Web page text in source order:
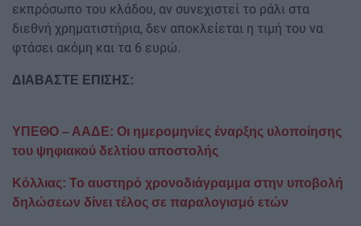
εκπρόσωπο του κλάδου, αν συνεχιστεί το ράλι στα
διεθνή χρηματιστήρια, δεν αποκλείεται η τιμή του να
φτάσει ακόμη και τα 6 ευρώ.
ΔΙΑΒΑΣΤΕ ΕΠΙΣΗΣ:
ΥΠΕΘΟ – ΑΑΔΕ: Οι ημερομηνίες έναρξης υλοποίησης
του ψηφιακού δελτίου αποστολής
Κόλλιας: Το αυστηρό χρονοδιάγραμμα στην υποβολή
δηλώσεων δίνει τέλος σε παραλογισμό ετών